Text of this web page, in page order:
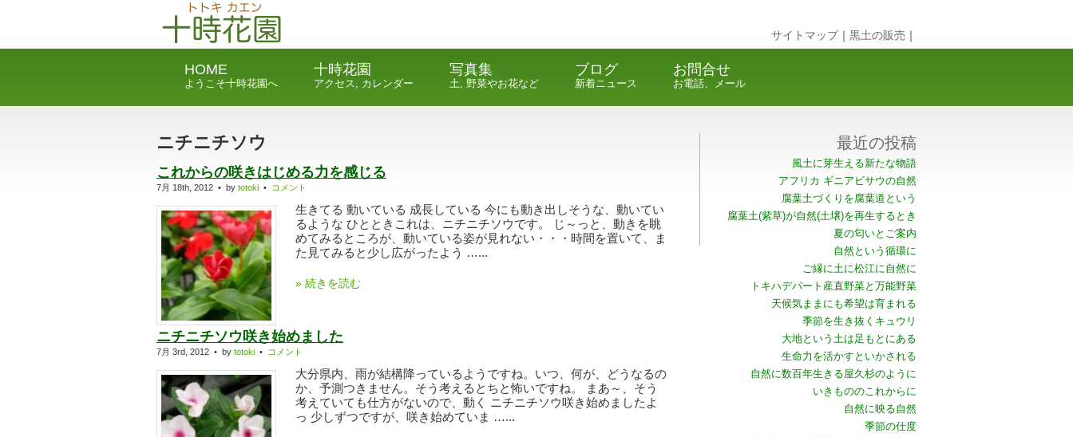
サイトマップ｜ 黒土の販売 ｜
HOME
ようこそ十時花園へ
十時花園
アクセス, カレンダー
写真集
土, 野菜やお花など
ブログ
新着ニュース
お問合せ
お電話、メール
ニチニチソウ
これからの咲きはじめる力を感じる
7月 18th, 2012 • by totoki • コメント
生きてる 動いている 成長している 今にも動き出しそうな、動いてい
るような ひとときこれは、ニチニチソウです。 じ～っと、動きを眺
めてみるところが、動いている姿が見れない・・・時間を置いて、ま
た見てみると少し広がったよう …...
» 続きを読む
ニチニチソウ咲き始めました
7月 3rd, 2012 • by totoki • コメント
大分県内、雨が結構降っているようですね。いつ、何が、どうなるの
か、予測つきません。そう考えるとちと怖いですね。 まあ～、そう
考えていても仕方がないので、動く ニチニチソウ咲き始めましたよ
っ 少しずつですが、咲き始めていま …...
最近の投稿
風土に芽生える新たな物語
アフリカ ギニアビサウの自然
腐葉土づくりを腐葉道という
腐葉土(紫草)が自然(土壌)を再生するとき
夏の匂いとご案内
自然という循環に
ご縁に土に松江に自然に
トキハデパート産直野菜と万能野菜
天候気ままにも希望は育まれる
季節を生き抜くキュウリ
大地という土は足もとにある
生命力を活かすといかされる
自然に数百年生きる屋久杉のように
いきもののこれからに
自然に映る自然
季節の仕度